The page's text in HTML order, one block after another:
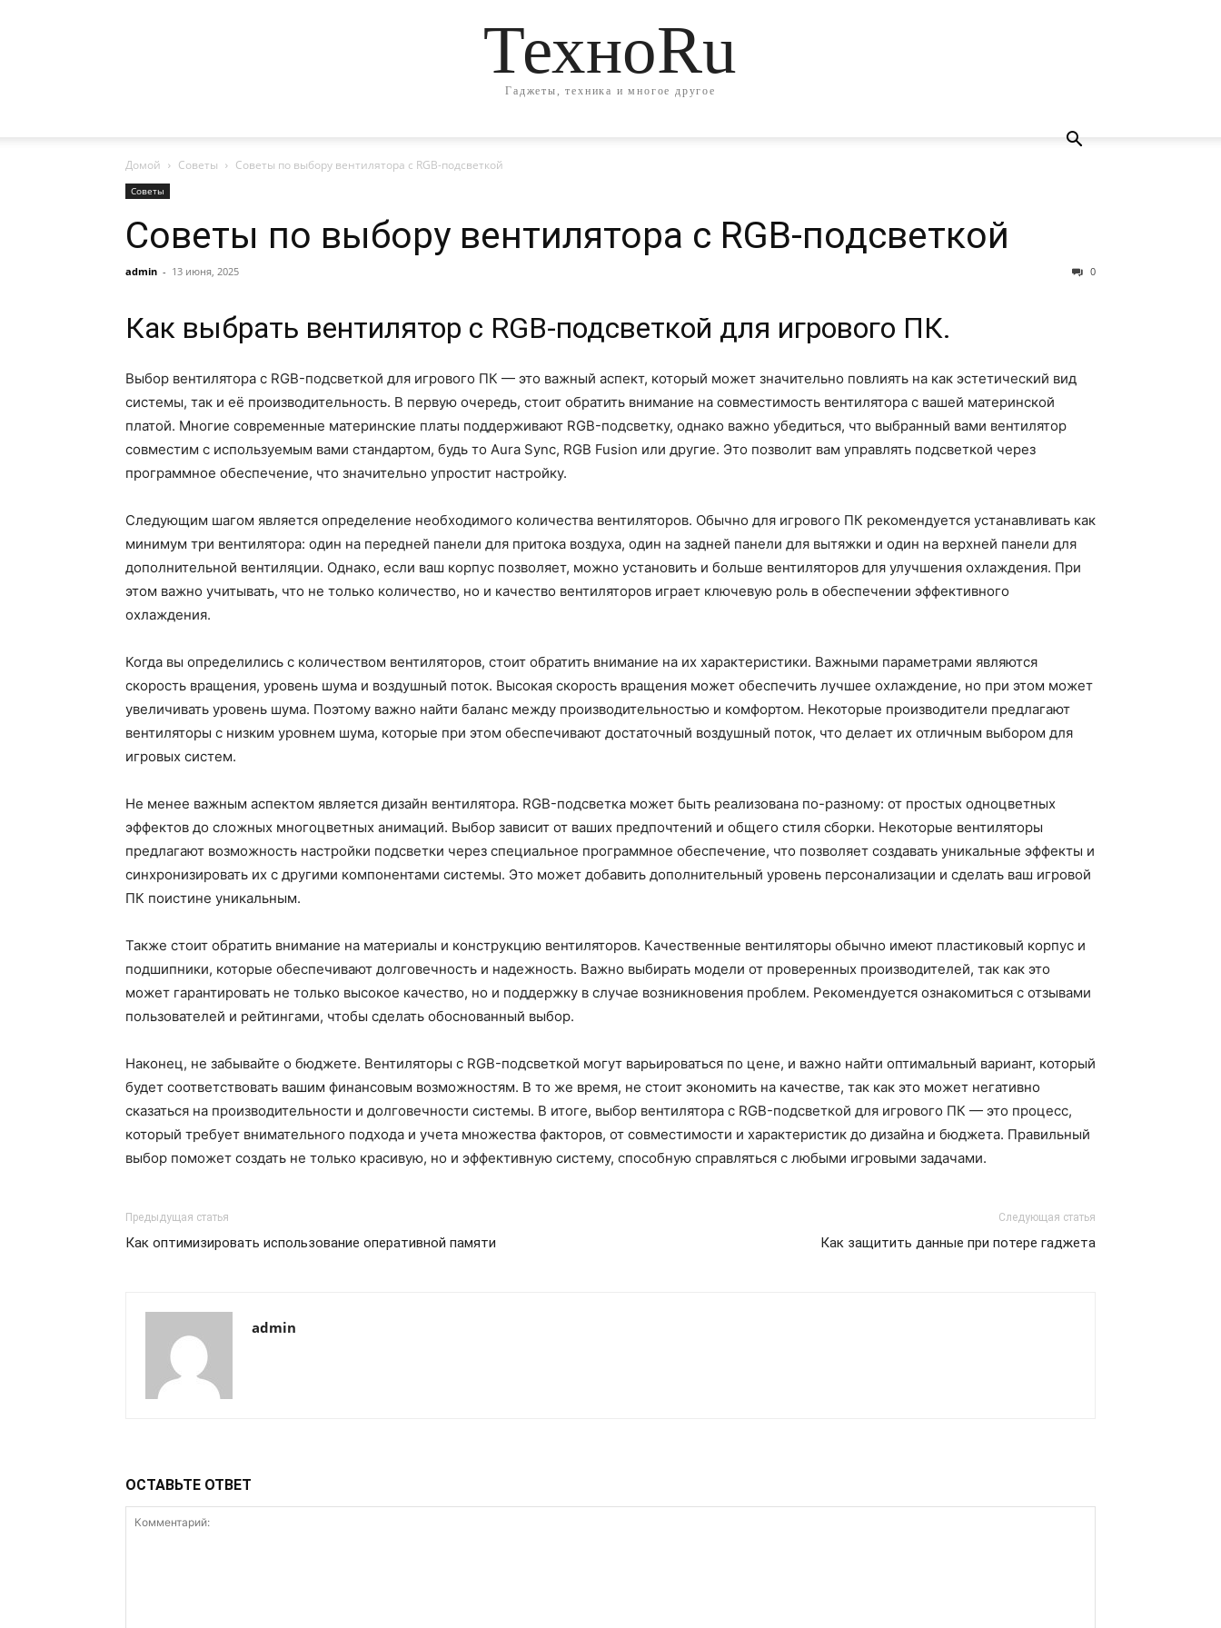
ТехноRu
Гаджеты, техника и многое другое
Домой Советы Советы по выбору вентилятора с RGB-подсветкой
Советы
Советы по выбору вентилятора с RGB-подсветкой
admin - 13 июня, 2025 0
Как выбрать вентилятор с RGB-подсветкой для игрового ПК.
Выбор вентилятора с RGB-подсветкой для игрового ПК — это важный аспект, который может значительно повлиять на как эстетический вид
системы, так и её производительность. В первую очередь, стоит обратить внимание на совместимость вентилятора с вашей материнской
платой. Многие современные материнские платы поддерживают RGB-подсветку, однако важно убедиться, что выбранный вами вентилятор
совместим с используемым вами стандартом, будь то Aura Sync, RGB Fusion или другие. Это позволит вам управлять подсветкой через
программное обеспечение, что значительно упростит настройку.
Следующим шагом является определение необходимого количества вентиляторов. Обычно для игрового ПК рекомендуется устанавливать как
минимум три вентилятора: один на передней панели для притока воздуха, один на задней панели для вытяжки и один на верхней панели для
дополнительной вентиляции. Однако, если ваш корпус позволяет, можно установить и больше вентиляторов для улучшения охлаждения. При
этом важно учитывать, что не только количество, но и качество вентиляторов играет ключевую роль в обеспечении эффективного
охлаждения.
Когда вы определились с количеством вентиляторов, стоит обратить внимание на их характеристики. Важными параметрами являются
скорость вращения, уровень шума и воздушный поток. Высокая скорость вращения может обеспечить лучшее охлаждение, но при этом может
увеличивать уровень шума. Поэтому важно найти баланс между производительностью и комфортом. Некоторые производители предлагают
вентиляторы с низким уровнем шума, которые при этом обеспечивают достаточный воздушный поток, что делает их отличным выбором для
игровых систем.
Не менее важным аспектом является дизайн вентилятора. RGB-подсветка может быть реализована по-разному: от простых одноцветных
эффектов до сложных многоцветных анимаций. Выбор зависит от ваших предпочтений и общего стиля сборки. Некоторые вентиляторы
предлагают возможность настройки подсветки через специальное программное обеспечение, что позволяет создавать уникальные эффекты и
синхронизировать их с другими компонентами системы. Это может добавить дополнительный уровень персонализации и сделать ваш игровой
ПК поистине уникальным.
Также стоит обратить внимание на материалы и конструкцию вентиляторов. Качественные вентиляторы обычно имеют пластиковый корпус и
подшипники, которые обеспечивают долговечность и надежность. Важно выбирать модели от проверенных производителей, так как это
может гарантировать не только высокое качество, но и поддержку в случае возникновения проблем. Рекомендуется ознакомиться с отзывами
пользователей и рейтингами, чтобы сделать обоснованный выбор.
Наконец, не забывайте о бюджете. Вентиляторы с RGB-подсветкой могут варьироваться по цене, и важно найти оптимальный вариант, который
будет соответствовать вашим финансовым возможностям. В то же время, не стоит экономить на качестве, так как это может негативно
сказаться на производительности и долговечности системы. В итоге, выбор вентилятора с RGB-подсветкой для игрового ПК — это процесс,
который требует внимательного подхода и учета множества факторов, от совместимости и характеристик до дизайна и бюджета. Правильный
выбор поможет создать не только красивую, но и эффективную систему, способную справляться с любыми игровыми задачами.
Предыдущая статья
Как оптимизировать использование оперативной памяти
Следующая статья
Как защитить данные при потере гаджета
admin
ОСТАВЬТЕ ОТВЕТ